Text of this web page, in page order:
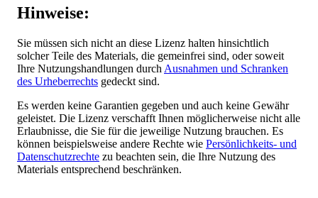
Hinweise:
Sie müssen sich nicht an diese Lizenz halten hinsichtlich
solcher Teile des Materials, die gemeinfrei sind, oder soweit
Ihre Nutzungshandlungen durch Ausnahmen und Schranken
des Urheberrechts gedeckt sind.
Es werden keine Garantien gegeben und auch keine Gewähr
geleistet. Die Lizenz verschafft Ihnen möglicherweise nicht alle
Erlaubnisse, die Sie für die jeweilige Nutzung brauchen. Es
können beispielsweise andere Rechte wie Persönlichkeits- und
Datenschutzrechte zu beachten sein, die Ihre Nutzung des
Materials entsprechend beschränken.